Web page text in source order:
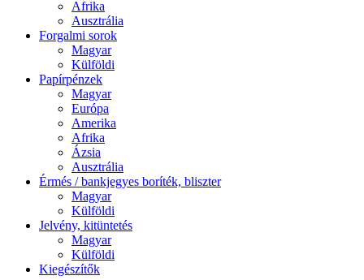
Afrika
Ausztrália
Forgalmi sorok
Magyar
Külföldi
Papírpénzek
Magyar
Európa
Amerika
Afrika
Ázsia
Ausztrália
Érmés / bankjegyes boríték, bliszter
Magyar
Külföldi
Jelvény, kitüntetés
Magyar
Külföldi
Kiegészítők